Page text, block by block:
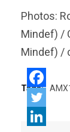
Photos:
Mindef) /
Mindef) /
Tags: